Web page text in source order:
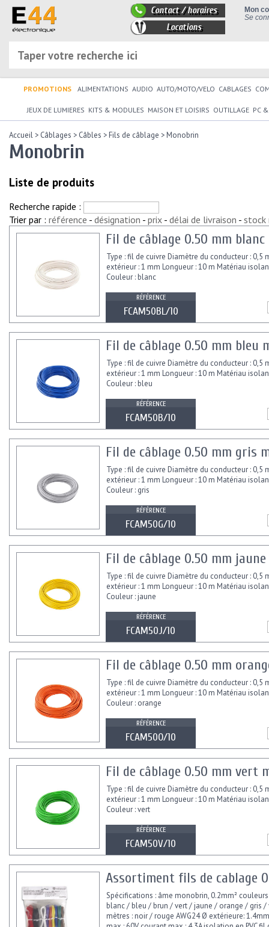
Mon
Se
Contact / horaires
Locations
PROMOTIONS ALIMENTATIONS AUDIO AUTO/MOTO/VELO CABLAGES
JEUX DE LUMIERES KITS & MODULES MAISON ET LOISIRS OUTILLAGE PC
Accueil > Câblages > Câbles >Fils de câblage >Monobrin
Monobrin
Liste de produits
Trier par : référence - désignation - prix - délai de livraison - stock
Recherche rapide :
Fil de câblage 0.50 mm
Type : fil de cuivre Diamètre du conducteur : 0,5
extérieur : 1 mm Longueur : 10 m Matériau
Couleur : blanc
RÉFÉRENCE
FCAM50BL/10
Fil de câblage 0.50 mm bleu
Type : fil de cuivre Diamètre du conducteur : 0,5
extérieur : 1 mm Longueur : 10 m Matériau
Couleur : bleu
RÉFÉRENCE
FCAM50B/10
Fil de câblage 0.50 mm gris
Type : fil de cuivre Diamètre du conducteur : 0,5
extérieur : 1 mm Longueur : 10 m Matériau
Couleur : gris
RÉFÉRENCE
FCAM50G/10
Fil de câblage 0.50 mm
Type : fil de cuivre Diamètre du conducteur : 0,5
extérieur : 1 mm Longueur : 10 m Matériau
Couleur : jaune
RÉFÉRENCE
FCAM50J/10
Fil de câblage 0.50 mm
Type : fil de cuivre Diamètre du conducteur : 0,5
extérieur : 1 mm Longueur : 10 m Matériau
Couleur : orange
RÉFÉRENCE
FCAM50O/10
Fil de câblage 0.50 mm vert
Type : fil de cuivre Diamètre du conducteur : 0,5
extérieur : 1 mm Longueur : 10 m Matériau
Couleur : vert
RÉFÉRENCE
FCAM50V/10
Assortiment fils de cablage
Spécifications : âme monobrin, 0.2mm²
blanc / bleu / brun / vert / jaune / orange / gris /
mètres : noir / rouge AWG24 Ø extérieure: